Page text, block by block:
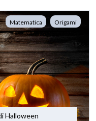
Matematica Origami
Halloween